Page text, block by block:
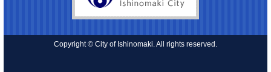
Copyright © City of Ishinomaki. All rights reserved.